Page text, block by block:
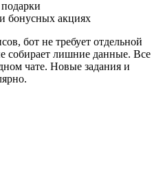
бонусных акциях
бот не требует отдельной
собирает лишние данные. Все
чате. Новые задания и